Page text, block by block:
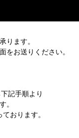
ります。
をお送りください。
記手順より
。
おります。